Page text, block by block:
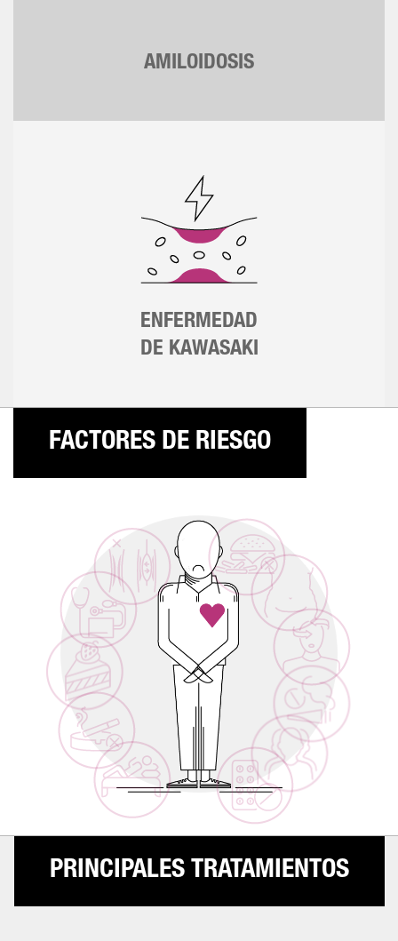
AMILOIDOSIS
ENFERMEDAD
DE KAWASAKI
FACTORES DE RIESGO
PRINCIPALES TRATAMIENTOS